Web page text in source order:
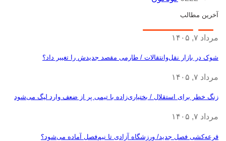
آخرین مطالب
مرداد ۷, ۱۴۰۵
شوک در بازار نقل‌وانتقالات / طارمی مقصد جدیدش را تغییر داد؟
مرداد ۷, ۱۴۰۵
زنگ خطر برای استقلال / بختیاری‌زاده با تیمی پر از ضعف وارد لیگ می‌شود
مرداد ۷, ۱۴۰۵
قرعه‎‌کشی فصل جدید/ ورزشگاه آزادی تا نیم‌فصل آماده می‌شود؟